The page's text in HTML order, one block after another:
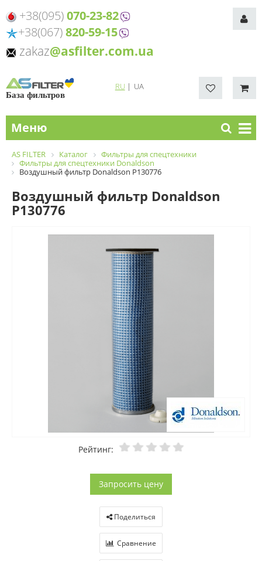
+38(095)070-23-82
+38(067)820-59-15
zakaz@asfilter.com.ua
База фильтров
RU| UA
Меню
AS FILTER Каталог
Фильтры для спецтехники
Фильтры для спецтехники Donaldson
Воздушный фильтр Donaldson P130776
Воздушный фильтр Donaldson
P130776
Рейтинг:
Запросить цену
Поделиться
Сравнение